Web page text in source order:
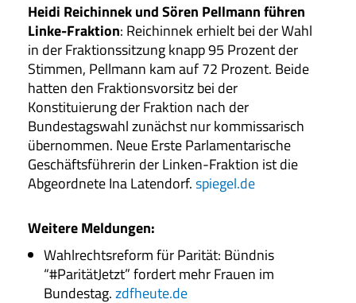
Heidi Reichinnek und Sören Pellmann führen
Linke-Fraktion: Reichinnek erhielt bei der Wahl
in der Fraktionssitzung knapp 95 Prozent der
Stimmen, Pellmann kam auf 72 Prozent. Beide
hatten den Fraktionsvorsitz bei der
Konstituierung der Fraktion nach der
Bundestagswahl zunächst nur kommissarisch
übernommen. Neue Erste Parlamentarische
Geschäftsführerin der Linken-Fraktion ist die
Abgeordnete Ina Latendorf.spiegel.de
Weitere Meldungen:
Wahlrechtsreform für Parität: Bündnis
“#ParitätJetzt” fordert mehr Frauen im
Bundestag.zdfheute.de